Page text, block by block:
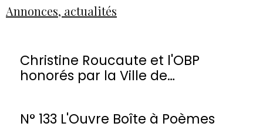
Annonces, actualités
Christine Roucaute et l'OBP
honorés par la Ville de
N° 133 L'Ouvre Boîte à Poèmes